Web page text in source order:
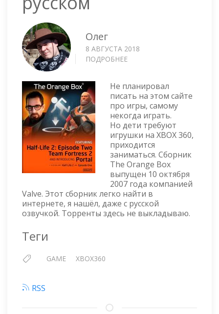
Олег
8 АВГУСТА 2018
ПОДРОБНЕЕ
—
THE
ORANGE
BOX
НА
РУССКОМ
Не планировал
писать на этом сайте
про игры, самому
некогда играть.
Но дети требуют
игрушки на XBOX 360,
приходится
заниматься. Сборник
The Orange Box
выпущен 10 октября
2007 года компанией
Valve. Этот сборник легко найти в
интернете, я нашёл, даже с русской
озвучкой. Торренты здесь не выкладываю.
Теги
GAME XBOX360
RSS